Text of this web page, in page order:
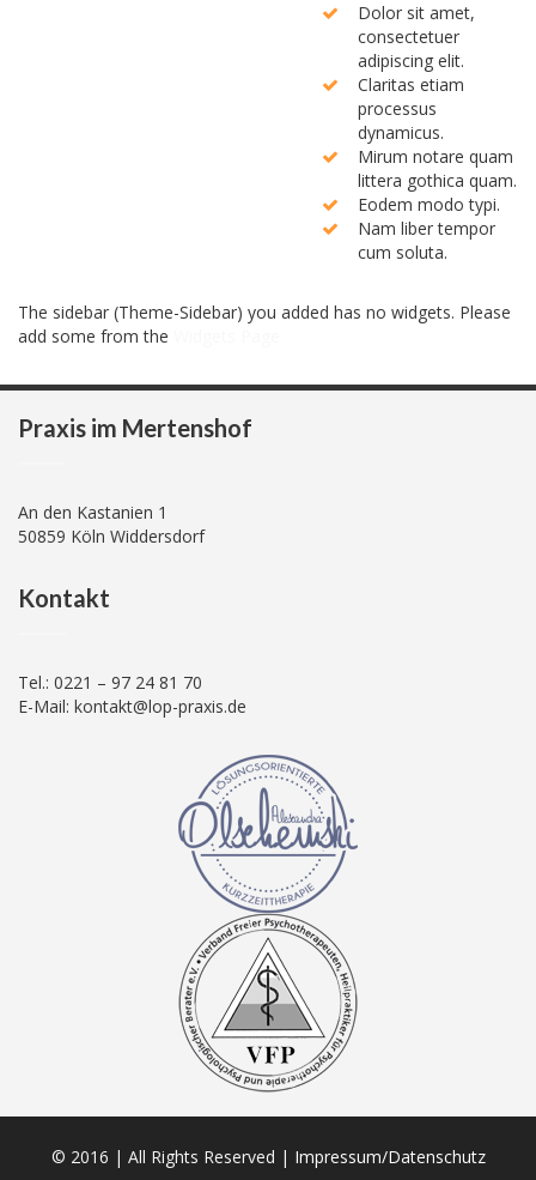
Dolor sit amet,
consectetuer
adipiscing elit.
Claritas etiam
processus
dynamicus.
Mirum notare quam
littera gothica quam.
Eodem modo typi.
Nam liber tempor
cum soluta.
The sidebar (Theme-Sidebar) you added has no widgets. Please
add some from the
Praxis im Mertenshof
An den Kastanien 1
50859 Köln Widdersdorf
Kontakt
Tel.: 0221 – 97 24 81 70
E-Mail: kontakt@lop-praxis.de
© 2016 | All Rights Reserved | Impressum/Datenschutz